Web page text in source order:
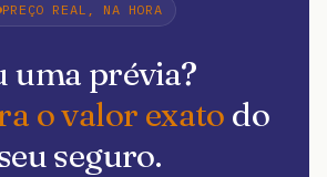
PREÇO REAL, NA HORA
uma prévia?
o valor exato do
seguro.